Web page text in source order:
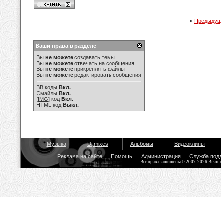
«
Ваши права в разделе
Вы не можете создавать темы
Вы не можете отвечать на сообщения
Вы не можете прикреплять файлы
Вы не можете редактировать сообщения
BB коды Вкл.
Смайлы Вкл.
[IMG] код Вкл.
HTML код Выкл.
Музыка Dj mixes Альбомы Видеоклипы
Реклама на сайте Помощь Администрация Служба
Все права защищены © 2007-2026